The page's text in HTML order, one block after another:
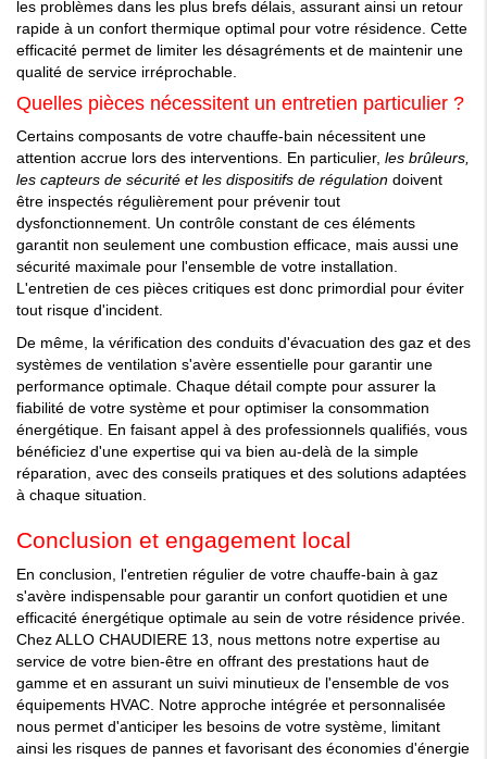
les problèmes dans les plus brefs délais, assurant ainsi un retour
rapide à un confort thermique optimal pour votre résidence. Cette
efficacité permet de limiter les désagréments et de maintenir une
qualité de service irréprochable.
Quelles pièces nécessitent un entretien particulier ?
Certains composants de votre chauffe-bain nécessitent une
attention accrue lors des interventions. En particulier, les brûleurs,
les capteurs de sécurité et les dispositifs de régulation doivent
être inspectés régulièrement pour prévenir tout
dysfonctionnement. Un contrôle constant de ces éléments
garantit non seulement une combustion efficace, mais aussi une
sécurité maximale pour l'ensemble de votre installation.
L'entretien de ces pièces critiques est donc primordial pour éviter
tout risque d'incident.
De même, la vérification des conduits d'évacuation des gaz et des
systèmes de ventilation s'avère essentielle pour garantir une
performance optimale. Chaque détail compte pour assurer la
fiabilité de votre système et pour optimiser la consommation
énergétique. En faisant appel à des professionnels qualifiés, vous
bénéficiez d'une expertise qui va bien au-delà de la simple
réparation, avec des conseils pratiques et des solutions adaptées
à chaque situation.
Conclusion et engagement local
En conclusion, l'entretien régulier de votre chauffe-bain à gaz
s'avère indispensable pour garantir un confort quotidien et une
efficacité énergétique optimale au sein de votre résidence privée.
Chez ALLO CHAUDIERE 13, nous mettons notre expertise au
service de votre bien-être en offrant des prestations haut de
gamme et en assurant un suivi minutieux de l'ensemble de vos
équipements HVAC. Notre approche intégrée et personnalisée
nous permet d'anticiper les besoins de votre système, limitant
ainsi les risques de pannes et favorisant des économies d'énergie